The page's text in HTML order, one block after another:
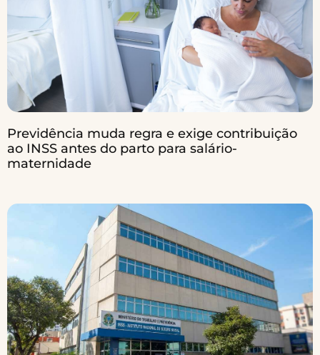
Previdência muda regra e exige contribuição
ao INSS antes do parto para salário-
maternidade